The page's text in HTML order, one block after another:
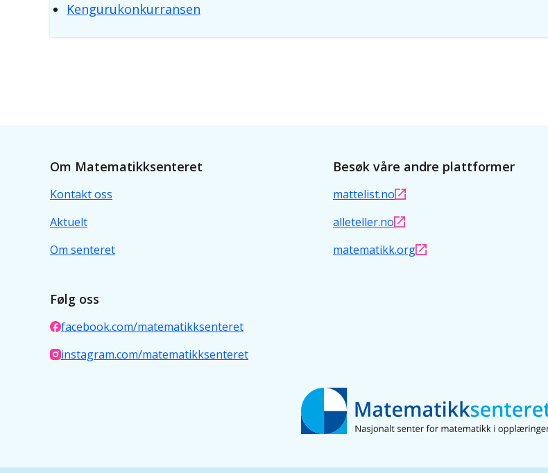
Kengurukonkurransen
Om Matematikksenteret
Kontakt oss
Aktuelt
Om senteret
Besøk våre andre plattformer
mattelist.no
alleteller.no
matematikk.org
Følg oss
facebook.com/matematikksenteret
instagram.com/matematikksenteret